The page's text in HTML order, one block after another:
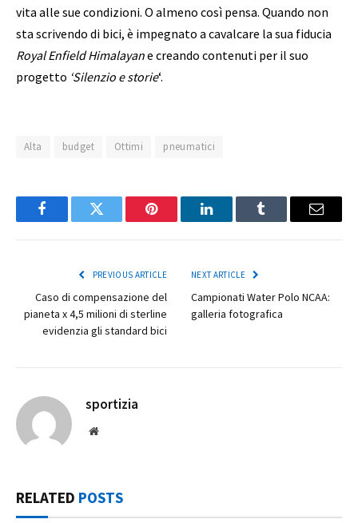
vita alle sue condizioni. O almeno così pensa. Quando non
sta scrivendo di bici, è impegnato a cavalcare la sua fiducia
Royal Enfield Himalayane creando contenuti per il suo
progetto ‘Silenzio e storie‘.
Alta budget Ottimi pneumatici
FacebookTwitter Pinterest LinkedInTumblr Email
PREVIOUS ARTICLE
Caso di compensazione del
pianeta x 4,5 milioni di sterline
evidenzia gli standard bici
NEXT ARTICLE
Campionati Water Polo NCAA:
galleria fotografica
sportizia
Website
RELATED POSTS